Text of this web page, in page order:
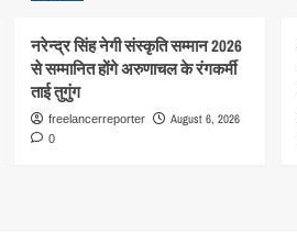
नरेन्द्र सिंह नेगी संस्कृति सम्मान 2026
से सम्मानित होंगे अरुणाचल के रंगकर्मी
ताई तुगुंग
freelancerreporter August 6, 2026
0